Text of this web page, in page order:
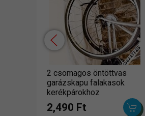
2 csomagos öntöttvas
garázskapu falakasok
kerékpárokhoz
2,490 Ft